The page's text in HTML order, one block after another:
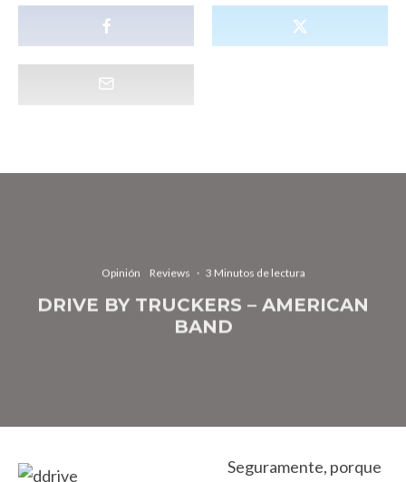
Opinión Reviews · 3 Minutos de lectura
DRIVE BY TRUCKERS – AMERICAN
BAND
Seguramente, porque